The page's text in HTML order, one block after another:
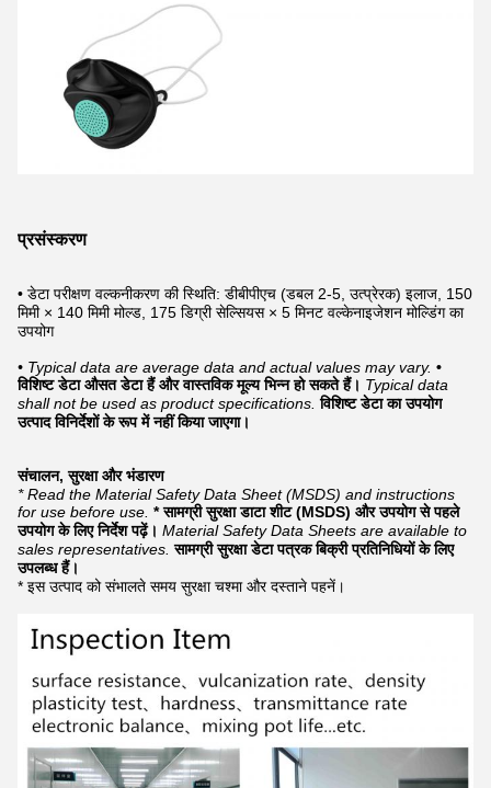
प्रसंस्करण
• डेटा परीक्षण वल्कनीकरण की स्थिति: डीबीपीएच (डबल 2-5, उत्प्रेरक) इलाज, 150
मिमी × 140 मिमी मोल्ड, 175 डिग्री सेल्सियस × 5 मिनट वल्केनाइजेशन मोल्डिंग का
उपयोग
• Typical data are average data and actual values may vary. •
विशिष्ट डेटा औसत डेटा हैं और वास्तविक मूल्य भिन्न हो सकते हैं। Typical data
shall not be used as product specifications. विशिष्ट डेटा का उपयोग
उत्पाद विनिर्देशों के रूप में नहीं किया जाएगा।
संचालन, सुरक्षा और भंडारण
* Read the Material Safety Data Sheet (MSDS) and instructions
for use before use. * सामग्री सुरक्षा डाटा शीट (MSDS) और उपयोग से पहले
उपयोग के लिए निर्देश पढ़ें। Material Safety Data Sheets are available to
sales representatives. सामग्री सुरक्षा डेटा पत्रक बिक्री प्रतिनिधियों के लिए
उपलब्ध हैं।
* इस उत्पाद को संभालते समय सुरक्षा चश्मा और दस्ताने पहनें।